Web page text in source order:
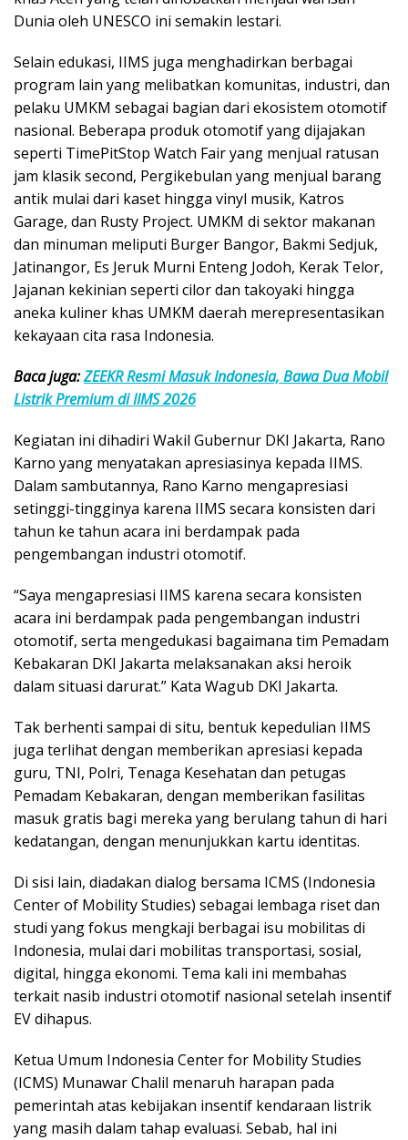
Dunia oleh UNESCO ini semakin lestari.
Selain edukasi, IIMS juga menghadirkan berbagai
program lain yang melibatkan komunitas, industri, dan
pelaku UMKM sebagai bagian dari ekosistem otomotif
nasional. Beberapa produk otomotif yang dijajakan
seperti TimePitStop Watch Fair yang menjual ratusan
jam klasik second, Pergikebulan yang menjual barang
antik mulai dari kaset hingga vinyl musik, Katros
Garage, dan Rusty Project. UMKM di sektor makanan
dan minuman meliputi Burger Bangor, Bakmi Sedjuk,
Jatinangor, Es Jeruk Murni Enteng Jodoh, Kerak Telor,
Jajanan kekinian seperti cilor dan takoyaki hingga
aneka kuliner khas UMKM daerah merepresentasikan
kekayaan cita rasa Indonesia.
Baca juga:ZEEKR Resmi Masuk Indonesia, Bawa Dua Mobil
Listrik Premium di IIMS 2026
Kegiatan ini dihadiri Wakil Gubernur DKI Jakarta, Rano
Karno yang menyatakan apresiasinya kepada IIMS.
Dalam sambutannya, Rano Karno mengapresiasi
setinggi-tingginya karena IIMS secara konsisten dari
tahun ke tahun acara ini berdampak pada
pengembangan industri otomotif.
“Saya mengapresiasi IIMS karena secara konsisten
acara ini berdampak pada pengembangan industri
otomotif, serta mengedukasi bagaimana tim Pemadam
Kebakaran DKI Jakarta melaksanakan aksi heroik
dalam situasi darurat.” Kata Wagub DKI Jakarta.
Tak berhenti sampai di situ, bentuk kepedulian IIMS
juga terlihat dengan memberikan apresiasi kepada
guru, TNI, Polri, Tenaga Kesehatan dan petugas
Pemadam Kebakaran, dengan memberikan fasilitas
masuk gratis bagi mereka yang berulang tahun di hari
kedatangan, dengan menunjukkan kartu identitas.
Di sisi lain, diadakan dialog bersama ICMS (Indonesia
Center of Mobility Studies) sebagai lembaga riset dan
studi yang fokus mengkaji berbagai isu mobilitas di
Indonesia, mulai dari mobilitas transportasi, sosial,
digital, hingga ekonomi. Tema kali ini membahas
terkait nasib industri otomotif nasional setelah insentif
EV dihapus.
Ketua Umum Indonesia Center for Mobility Studies
(ICMS) Munawar Chalil menaruh harapan pada
pemerintah atas kebijakan insentif kendaraan listrik
yang masih dalam tahap evaluasi. Sebab, hal ini